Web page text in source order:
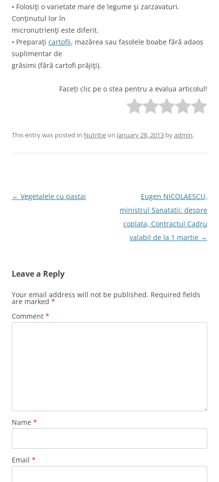
• Folosiţi o varietate mare de legume şi zarzavaturi.
Conţinutul lor în
micronutrienţi este diferit.
• Preparaţi cartofii, mazărea sau fasolele boabe fără adaos
suplimentar de
grăsimi (fără cartofi prăjiţi).
Faceți clic pe o stea pentru a evalua articolul!
This entry was posted in Nutritieon January 28, 2013 byadmin.
Post
← Vegetalele cu pastai
Eugen NICOLAESCU,
ministrul Sanatatii: despre
coplata, Contractul Cadru
valabil de la 1 martie →
Leave a Reply
Your email address will not be published. Required fields
are marked *
Comment *
Name *
Email *